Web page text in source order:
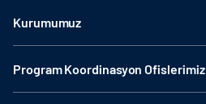
Kurumumuz
Program Koordinasyon Ofislerimiz